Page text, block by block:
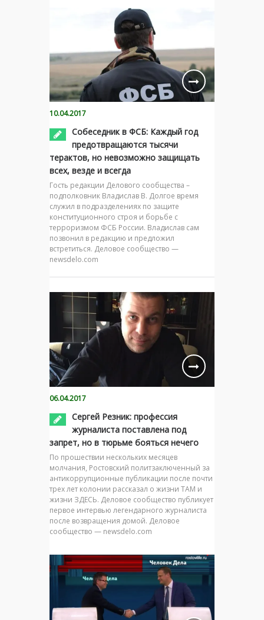
10.04.2017
Собеседник в ФСБ: Каждый год
предотвращаются тысячи
терактов, но невозможно защищать
всех, везде и всегда
Гость редакции Делового сообщества –
подполковник Владислав В. Долгое время
служил в подразделениях по защите
конституционного строя и борьбе с
терроризмом ФСБ России. Владислав сам
позвонил в редакцию и предложил
встретиться. Деловое сообщество —
newsdelo.com
06.04.2017
Сергей Резник: профессия
журналиста поставлена под
запрет, но в тюрьме бояться нечего
По прошествии нескольких месяцев
молчания, Ростовский политзаключенный за
антикоррупционные публикации после почти
трех лет колонии рассказал о жизни ТАМ и
жизни ЗДЕСЬ. Деловое сообщество публикует
первое интервью легендарного журналиста
после возвращения домой. Деловое
сообщество — newsdelo.com